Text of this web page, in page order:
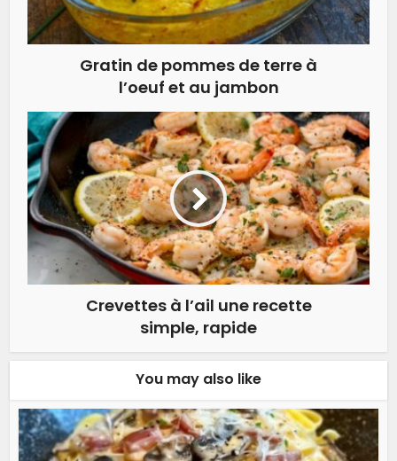
Gratin de pommes de terre à
l’oeuf et au jambon
Crevettes à l’ail une recette
simple, rapide
You may also like